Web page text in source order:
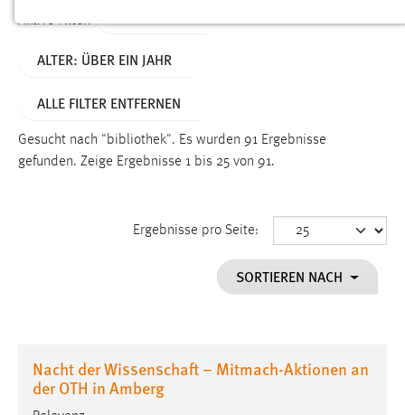
Aktive Filter:
ALTER: ÜBER EIN JAHR
ALLE FILTER ENTFERNEN
Gesucht nach "bibliothek". Es wurden 91 Ergebnisse
gefunden. Zeige Ergebnisse 1 bis 25 von 91.
Ergebnisse pro Seite:
SORTIEREN NACH
Nacht der Wissenschaft – Mitmach-Aktionen an
der OTH in Amberg
Funktionen und sind für die einwandfreie Funktion der
Name:
Dieser Cookie speichert die ausgewählten Einverständnis-
Performance
Name: